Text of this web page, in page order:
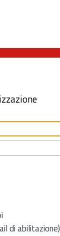
di abilitazione)